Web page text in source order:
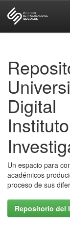
Digital
Un espacio para
académicos
proceso de sus
Repositorio del